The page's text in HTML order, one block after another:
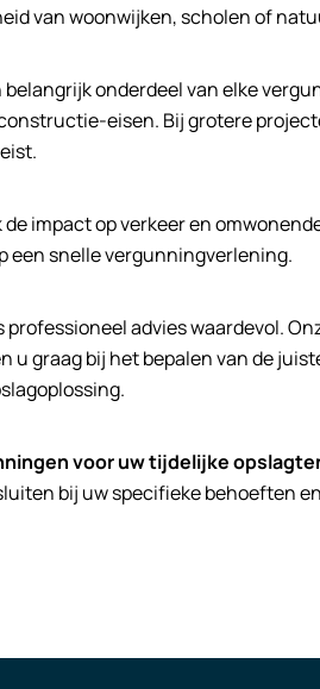
van woonwijken, scholen of
onderdeel van elke
eisen. Bij grotere
impact op verkeer en
een snelle vergunningverlening.
advies waardevol.
u graag bij het bepalen van de
voor uw tijdelijke
bij uw specifieke behoeften